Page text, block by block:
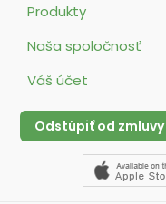
Produkty
Naša spoločnosť
Váš účet
Odstúpiť od